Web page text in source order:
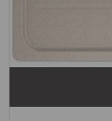
Основные
"Urban